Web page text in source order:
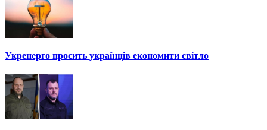
Укренерго просить українців економити світло